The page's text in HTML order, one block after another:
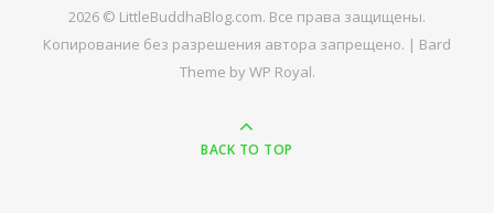
2026 © LittleBuddhaBlog.com. Все права защищены.
Копирование без разрешения автора запрещено. | Bard
Theme byWP Royal.
BACK TO TOP